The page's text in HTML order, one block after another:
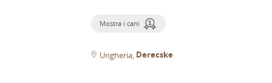
Mostra i cani
Ungheria Derecske